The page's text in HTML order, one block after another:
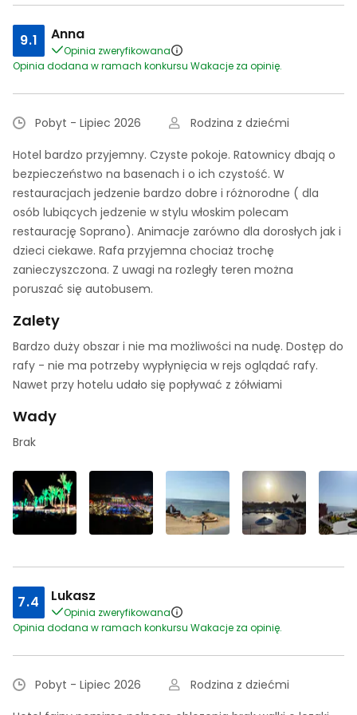
9.1 Anna
Opinia zweryfikowana
Opinia dodana w ramach konkursu Wakacje za opinię.
Pobyt - Lipiec 2026
Rodzina z dziećmi
Hotel bardzo przyjemny. Czyste pokoje. Ratownicy dbają o
bezpieczeństwo na basenach i o ich czystość. W
restauracjach jedzenie bardzo dobre i różnorodne ( dla
osób lubiących jedzenie w stylu włoskim polecam
restaurację Soprano). Animacje zarówno dla dorosłych jak i
dzieci ciekawe. Rafa przyjemna chociaż trochę
zanieczyszczona. Z uwagi na rozległy teren można
poruszać się autobusem.
Zalety
Bardzo duży obszar i nie ma możliwości na nudę. Dostęp do
rafy - nie ma potrzeby wypłynięcia w rejs oglądać rafy.
Nawet przy hotelu udało się popływać z żółwiami
Wady
Brak
7.4 Lukasz
Opinia zweryfikowana
Opinia dodana w ramach konkursu Wakacje za opinię.
Pobyt - Lipiec 2026
Rodzina z dziećmi